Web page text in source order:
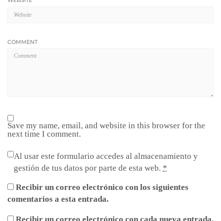
COMMENT
Save my name, email, and website in this browser for the
next time I comment.
Al usar este formulario accedes al almacenamiento y
gestión de tus datos por parte de esta web. *
Recibir un correo electrónico con los siguientes
comentarios a esta entrada.